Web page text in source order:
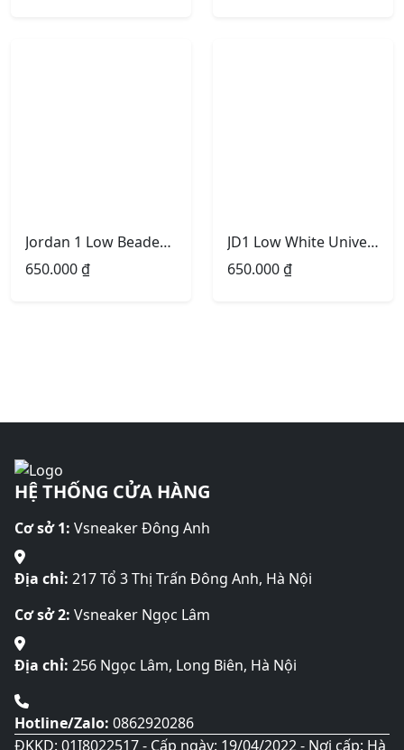
Jordan 1 Low Beaded Swoosh
650.000₫
JD1 Low White University Red Black
650.000₫
HỆ THỐNG CỬA HÀNG
Cơ sở 1: Vsneaker Đông Anh
Địa chỉ: 217 Tổ 3 Thị Trấn Đông Anh, Hà Nội
Cơ sở 2: Vsneaker Ngọc Lâm
Địa chỉ: 256 Ngọc Lâm, Long Biên, Hà Nội
Hotline/Zalo: 0862920286
ĐKKD: 01I8022517 - Cấp ngày: 19/04/2022 - Nơi cấp: Hà